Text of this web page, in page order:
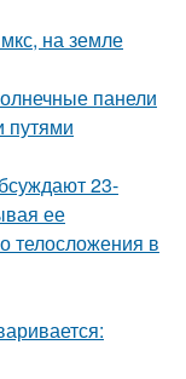
на земле
панели
путями
23-
ее
телосложения в